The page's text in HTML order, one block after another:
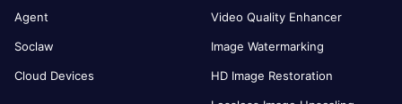
Agent
Soclaw
Cloud Devices
Video Quality Enhancer
Image Watermarking
HD Image Restoration